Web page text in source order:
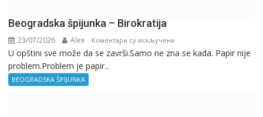
Beogradska špijunka – Birokratija
23/07/2026 Alex Коментари су искључени
Beogradska
U opštini sve može da se završi.Samo ne zna se kada. Papir nije
problem.Problem je papir...
BEOGRADSKA ŠPIJUNKA